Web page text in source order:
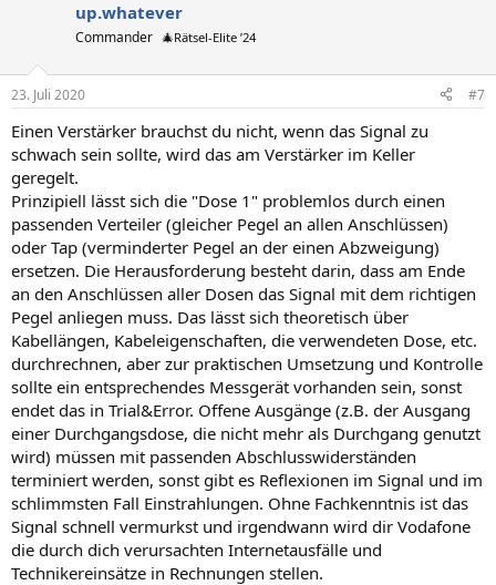
up.whatever
Commander 🎄Rätsel-Elite ’24
23. Juli 2020 #7
Einen Verstärker brauchst du nicht, wenn das Signal zu
schwach sein sollte, wird das am Verstärker im Keller
geregelt.
Prinzipiell lässt sich die "Dose 1" problemlos durch einen
passenden Verteiler (gleicher Pegel an allen Anschlüssen)
oder Tap (verminderter Pegel an der einen Abzweigung)
ersetzen. Die Herausforderung besteht darin, dass am Ende
an den Anschlüssen aller Dosen das Signal mit dem richtigen
Pegel anliegen muss. Das lässt sich theoretisch über
Kabellängen, Kabeleigenschaften, die verwendeten Dose, etc.
durchrechnen, aber zur praktischen Umsetzung und Kontrolle
sollte ein entsprechendes Messgerät vorhanden sein, sonst
endet das in Trial&Error. Offene Ausgänge (z.B. der Ausgang
einer Durchgangsdose, die nicht mehr als Durchgang genutzt
wird) müssen mit passenden Abschlusswiderständen
terminiert werden, sonst gibt es Reflexionen im Signal und im
schlimmsten Fall Einstrahlungen. Ohne Fachkenntnis ist das
Signal schnell vermurkst und irgendwann wird dir Vodafone
die durch dich verursachten Internetausfälle und
Technikereinsätze in Rechnungen stellen.